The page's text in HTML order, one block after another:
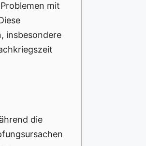
mit
insbesondere
die